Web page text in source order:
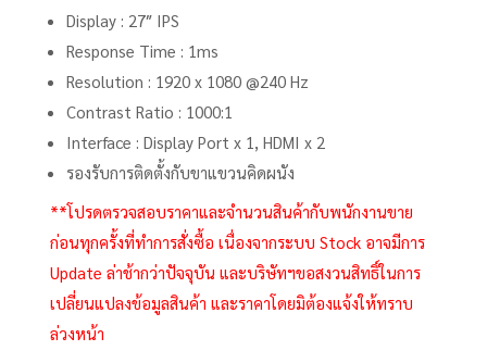
Display : 27″ IPS
Response Time : 1ms
Resolution : 1920 x 1080 @240 Hz
Contrast Ratio : 1000:1
Interface : Display Port x 1, HDMI x 2
รองรับการติดตั้งกับขาแขวนคิดผนัง
**โปรดตรวจสอบราคาและจำนวนสินค้ากับพนักงานขาย
ก่อนทุกครั้งที่ทำการสั่งซื้อ เนื่องจากระบบ Stock อาจมีการ
Update ล่าช้ากว่าปัจจุบัน และบริษัทฯขอสงวนสิทธิ์ในการ
เปลี่ยนแปลงข้อมูลสินค้า และราคาโดยมิต้องแจ้งให้ทราบ
ล่วงหน้า